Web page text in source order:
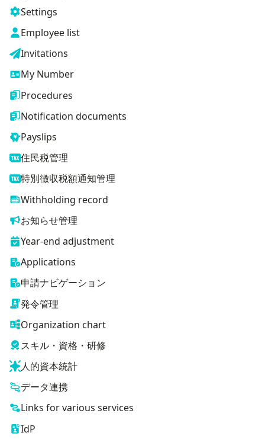
Settings
Employee list
Invitations
My Number
Procedures
Notification documents
Payslips
住民税管理
特別徴収税額通知管理
Withholding record
お知らせ管理
Year-end adjustment
Applications
申請ナビゲーション
発令管理
Organization chart
スキル・資格・研修
人的資本統計
データ連携
Links for various services
IdP